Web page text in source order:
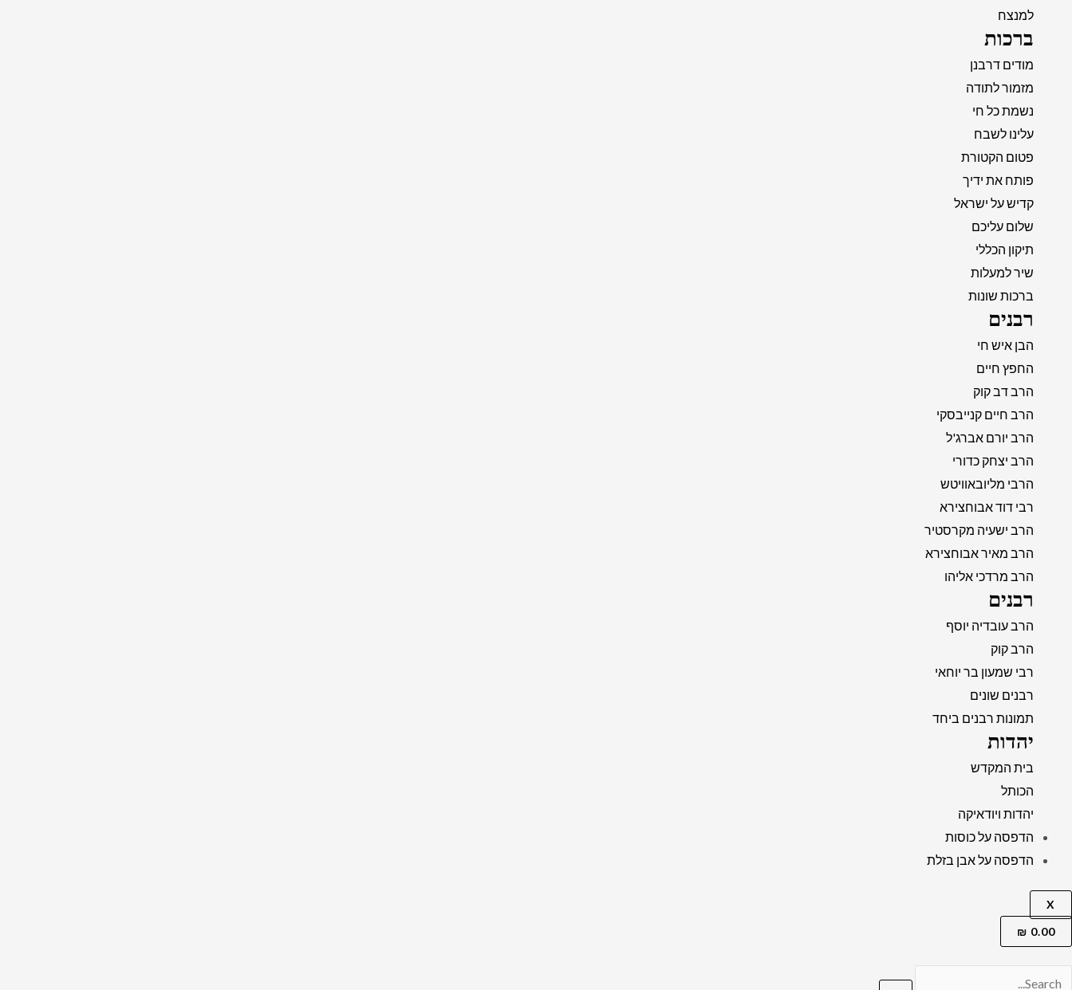
למנצח
ברכות
מודים דרבנן
מזמור לתודה
נשמת כל חי
עלינו לשבח
פטום הקטורת
פותח את ידיך
קדיש על ישראל
שלום עליכם
תיקון הכללי
שיר למעלות
ברכות שונות
רבנים
הבן איש חי
החפץ חיים
הרב דב קוק
הרב חיים קנייבסקי
הרב יורם אברג'ל
הרב יצחק כדורי
הרבי מליובאוויטש
רבי דוד אבוחצירא
הרב ישעיה מקרסטיר
הרב מאיר אבוחצירא
הרב מרדכי אליהו
רבנים
הרב עובדיה יוסף
הרב קוק
רבי שמעון בר יוחאי
רבנים שונים
תמונות רבנים ביחד
יהדות
בית המקדש
הכותל
יהדות ויודאיקה
הדפסה על כוסות
הדפסה על אבן בזלת
X
0.00
₪